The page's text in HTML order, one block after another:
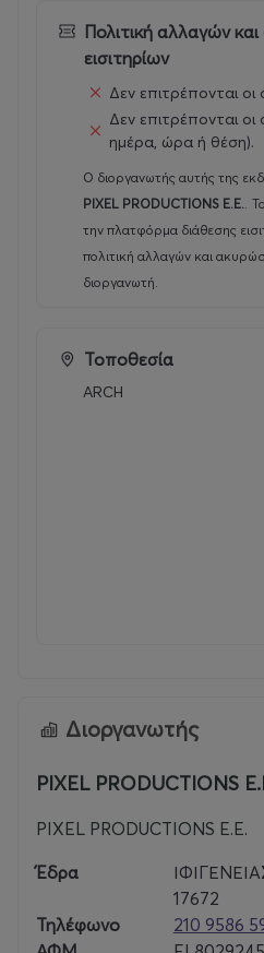
This show will sell out —
Green or your favourite Shrek
Follow for updates:
Πολιτική αλλαγών
εισιτηρίων
Δεν επιτρέπονται οι
Δεν επιτρέπονται
ημέρα, ώρα ή θέση).
Ο διοργανωτής αυτής της
PIXEL PRODUCTIONS E.E..
την πλατφόρμα διάθεσης
πολιτική αλλαγών και
διοργανωτή.
Τοποθεσία
ARCH
Διοργανωτής
PIXEL PRODUCTIONS
PIXEL PRODUCTIONS E.E.
Έδρα
17672
Τηλέφωνο
210 9586